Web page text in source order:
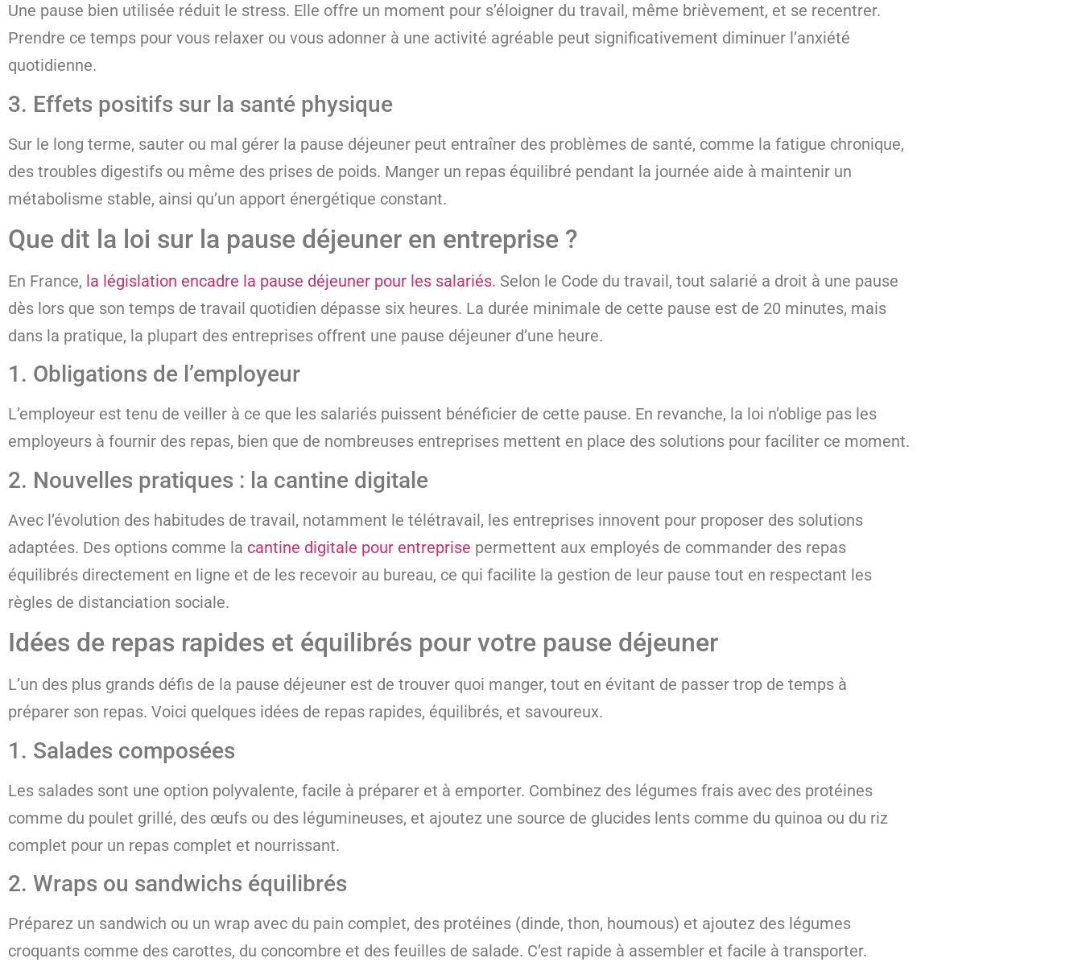
Une pause bien utilisée réduit le stress. Elle offre un moment pour s’éloigner du travail, même brièvement, et se recentrer.
Prendre ce temps pour vous relaxer ou vous adonner à une activité agréable peut significativement diminuer l’anxiété
quotidienne.
3. Effets positifs sur la santé physique
Sur le long terme, sauter ou mal gérer la pause déjeuner peut entraîner des problèmes de santé, comme la fatigue chronique,
des troubles digestifs ou même des prises de poids. Manger un repas équilibré pendant la journée aide à maintenir un
métabolisme stable, ainsi qu’un apport énergétique constant.
Que dit la loi sur la pause déjeuner en entreprise ?
En France, la législation encadre la pause déjeuner pour les salariés. Selon le Code du travail, tout salarié a droit à une pause
dès lors que son temps de travail quotidien dépasse six heures. La durée minimale de cette pause est de 20 minutes, mais
dans la pratique, la plupart des entreprises offrent une pause déjeuner d’une heure.
1. Obligations de l’employeur
L’employeur est tenu de veiller à ce que les salariés puissent bénéficier de cette pause. En revanche, la loi n’oblige pas les
employeurs à fournir des repas, bien que de nombreuses entreprises mettent en place des solutions pour faciliter ce moment.
2. Nouvelles pratiques : la cantine digitale
Avec l’évolution des habitudes de travail, notamment le télétravail, les entreprises innovent pour proposer des solutions
adaptées. Des options comme la cantine digitale pour entreprise permettent aux employés de commander des repas
équilibrés directement en ligne et de les recevoir au bureau, ce qui facilite la gestion de leur pause tout en respectant les
règles de distanciation sociale.
Idées de repas rapides et équilibrés pour votre pause déjeuner
L’un des plus grands défis de la pause déjeuner est de trouver quoi manger, tout en évitant de passer trop de temps à
préparer son repas. Voici quelques idées de repas rapides, équilibrés, et savoureux.
1. Salades composées
Les salades sont une option polyvalente, facile à préparer et à emporter. Combinez des légumes frais avec des protéines
comme du poulet grillé, des œufs ou des légumineuses, et ajoutez une source de glucides lents comme du quinoa ou du riz
complet pour un repas complet et nourrissant.
2. Wraps ou sandwichs équilibrés
Préparez un sandwich ou un wrap avec du pain complet, des protéines (dinde, thon, houmous) et ajoutez des légumes
croquants comme des carottes, du concombre et des feuilles de salade. C’est rapide à assembler et facile à transporter.